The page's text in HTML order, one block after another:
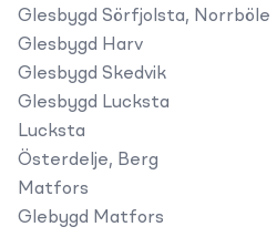
Glesbygd Sörfjolsta, Norrböle
Glesbygd Harv
Glesbygd Skedvik
Glesbygd Lucksta
Lucksta
Österdelje, Berg
Matfors
Glebygd Matfors